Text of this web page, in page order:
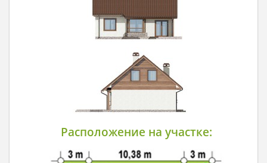
Расположение на участке: